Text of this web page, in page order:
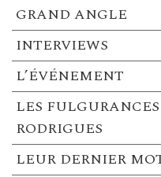
GRAND ANGLE
INTERVIEWS
L’ÉVÉNEMENT
LES
RODRIGUES
LEUR DERNIER